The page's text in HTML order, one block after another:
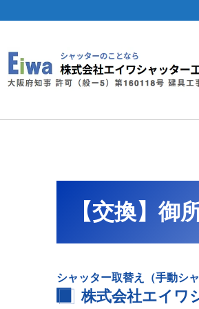
【交換】
シャッター取替え（手動シャ
株式会社エイ